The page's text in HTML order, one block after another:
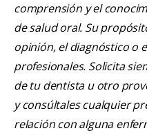
comprensión y el
de salud oral. Su
opinión, el diagnóstico o
profesionales. Solicita
de tu dentista u otro
y consúltales cualquier
relación con alguna